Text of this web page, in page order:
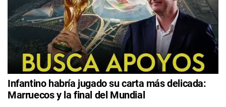
Infantino habría jugado su carta más delicada:
Marruecos y la final del Mundial